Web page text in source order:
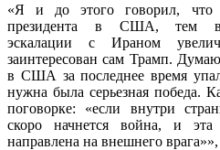
«Я и до этого говорил,
президента в США, тем
эскалации с Ираном
заинтересован сам Трамп.
в США за последнее время
нужна была серьезная победа.
поговорке: «если внутри
скоро начнется война, и эта
направлена на внешнего